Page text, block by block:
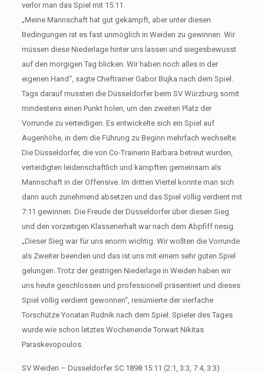
verlor man das Spiel mit 15:11.
„Meine Mannschaft hat gut gekämpft, aber unter diesen
Bedingungen ist es fast unmöglich in Weiden zu gewinnen. Wir
müssen diese Niederlage hinter uns lassen und siegesbewusst
auf den morgigen Tag blicken. Wir haben noch alles in der
eigenen Hand“, sagte Cheftrainer Gabor Bujka nach dem Spiel.
Tags darauf mussten die Düsseldorfer beim SV Würzburg somit
mindestens einen Punkt holen, um den zweiten Platz der
Vorrunde zu verteidigen. Es entwickelte sich ein Spiel auf
Augenhöhe, in dem die Führung zu Beginn mehrfach wechselte.
Die Düsseldorfer, die von Co-Trainerin Barbara betreut wurden,
verteidigten leidenschaftlich und kämpften gemeinsam als
Mannschaft in der Offensive. Im dritten Viertel konnte man sich
dann auch zunehmend absetzen und das Spiel völlig verdient mit
7:11 gewinnen. Die Freude der Düsseldorfer über diesen Sieg
und den vorzeitigen Klassenerhalt war nach dem Abpfiff riesig.
„Dieser Sieg war für uns enorm wichtig. Wir wollten die Vorrunde
als Zweiter beenden und das ist uns mit einem sehr guten Spiel
gelungen. Trotz der gestrigen Niederlage in Weiden haben wir
uns heute geschlossen und professionell präsentiert und dieses
Spiel völlig verdient gewonnen“, resümierte der vierfache
Torschütze Yonatan Rudnik nach dem Spiel. Spieler des Tages
wurde wie schon letztes Wochenende Torwart Nikitas
Paraskevopoulos.
SV Weiden – Düsseldorfer SC 1898 15:11 (2:1, 3:3, 7:4, 3:3)